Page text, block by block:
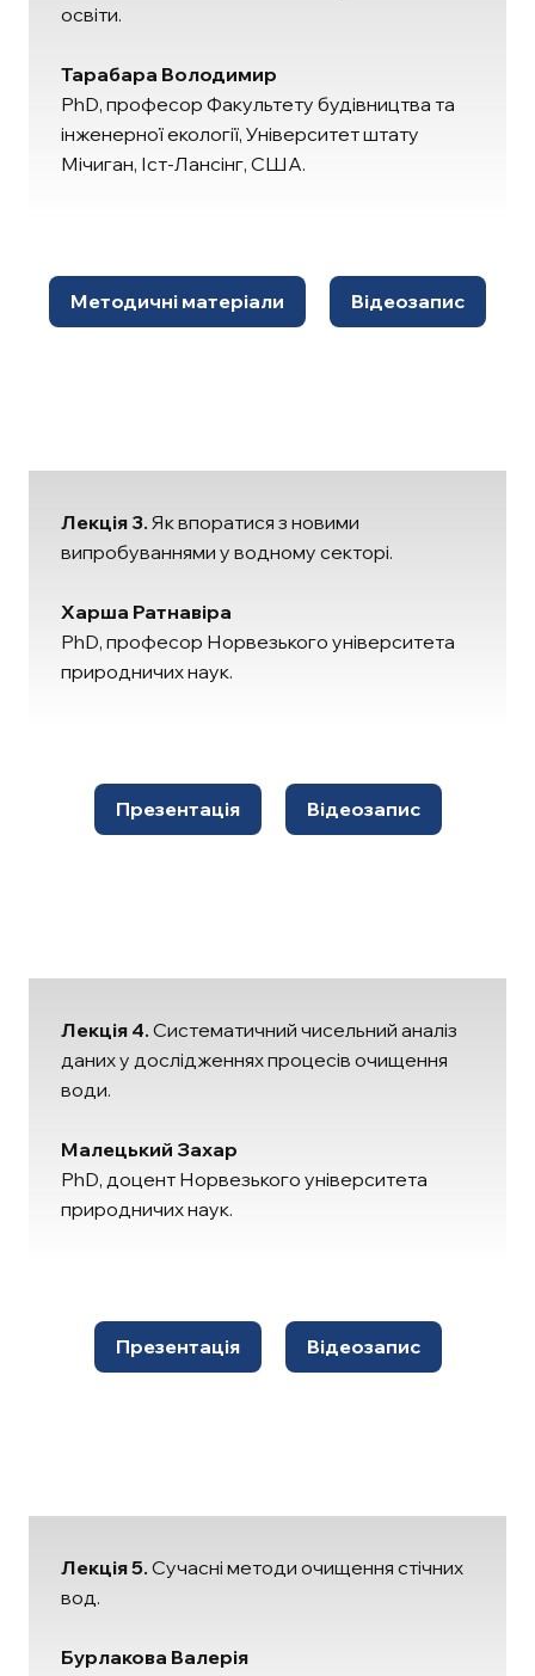
освіти.
Тарабара Володимир
PhD, професор Факультету будівництва та
інженерної екології, Університет штату
Мічиган, Іст-Лансінг, США.
Методичні матеріали Відеозапис
Лекція 3. Як впоратися з новими
випробуваннями у водному секторі.
Харша Ратнавіра
PhD, професор Норвезького університета
природничих наук.
Презентація Відеозапис
Лекція 4. Систематичний чисельний аналіз
даних у дослідженнях процесів очищення
води.
Малецький Захар
PhD, доцент Норвезького університета
природничих наук.
Презентація Відеозапис
Лекція 5. Сучасні методи очищення стічних
вод.
Бурлакова Валерія